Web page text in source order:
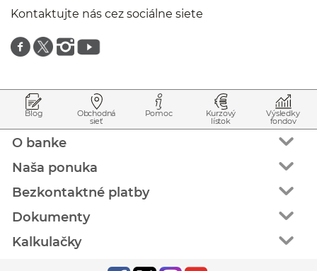
Kontaktujte nás cez sociálne siete
Znajdź nas na facebooku
Znajdź nas na twitterze
Znajdź nas na instagramie
Znajdź nas na youtube
Blog Obchodná
sieť
Pomoc Kurzový
lístok
Výsledky
fondov
O banke
Naša ponuka
Bezkontaktné platby
Dokumenty
Kalkulačky